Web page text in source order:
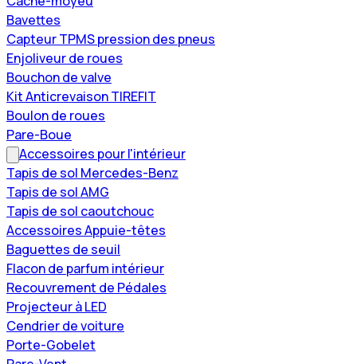
Bavettes
Capteur TPMS pression des pneus
Enjoliveur de roues
Bouchon de valve
Kit Anticrevaison TIREFIT
Boulon de roues
Pare-Boue
Accessoires pour l'intérieur
Tapis de sol Mercedes-Benz
Tapis de sol AMG
Tapis de sol caoutchouc
Accessoires Appuie-têtes
Baguettes de seuil
Flacon de parfum intérieur
Recouvrement de Pédales
Projecteur à LED
Cendrier de voiture
Porte-Gobelet